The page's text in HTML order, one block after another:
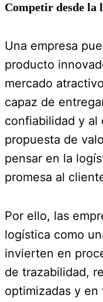
Competir desde la
Una empresa
producto
mercado
capaz de
confiabilidad y al
propuesta de
pensar en la
promesa al
Por ello, las
logística como
invierten en
de trazabilidad,
optimizadas y